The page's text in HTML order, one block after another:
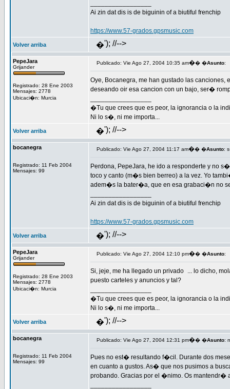
Ai zin dat dis is de biguinin of a biutiful frenchip
https://www.57-grados.gpsmusic.com
Volver arriba �'); //-->
PepeJara
Grijander
Registrado: 28 Ene 2003
Mensajes: 2778
Ubicaci�n: Murcia
Publicado: Vie Ago 27, 2004 10:35 am�� �Asunto:
Oye, Bocanegra, me han gustado las
deseando oir esa cancion con un bajo, ser�
�Tu que crees que es peor, la ignorancia o la
Ni lo s�, ni me importa...
Volver arriba �'); //-->
bocanegra
Registrado: 11 Feb 2004
Mensajes: 99
Publicado: Vie Ago 27, 2004 11:17 am�� �Asunto:
Perdona, PepeJara, he ido a responderte y no
toco y canto (m�s bien berreo) a la vez. Yo
adem�s la bater�a, que en esa grabaci�n no
Ai zin dat dis is de biguinin of a biutiful frenchip
https://www.57-grados.gpsmusic.com
Volver arriba �'); //-->
PepeJara
Grijander
Registrado: 28 Ene 2003
Mensajes: 2778
Ubicaci�n: Murcia
Publicado: Vie Ago 27, 2004 12:10 pm�� �Asunto:
Si, jeje, me ha llegado un privado ... lo dicho,
puesto carteles y anuncios y tal?
�Tu que crees que es peor, la ignorancia o la
Ni lo s�, ni me importa...
Volver arriba �'); //-->
bocanegra
Registrado: 11 Feb 2004
Mensajes: 99
Publicado: Vie Ago 27, 2004 12:31 pm�� �Asunto:
Pues no est� resultando f�cil. Durante dos
en cuanto a gustos. As� que nos pusimos a
probando. Gracias por el �nimo. Os